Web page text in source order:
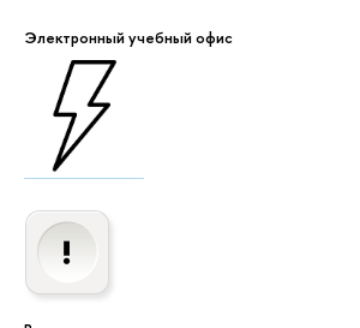
Электронный учебный офис